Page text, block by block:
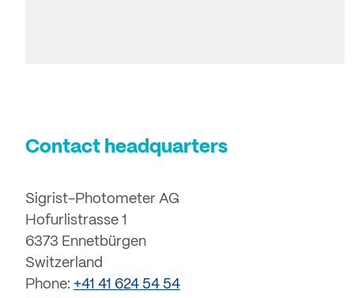
Contact headquarters
Sigrist-Photometer AG
Hofurlistrasse 1
6373 Ennetbürgen
Switzerland
Phone: +41 41 624 54 54